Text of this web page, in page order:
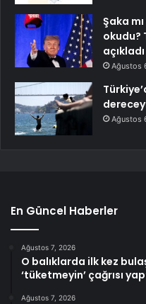
Şaka
okudu?
açıkladı
Ağustos
Ağustos
En Güncel Haberler
Ağustos 7, 2026
O balıklarda ilk kez
‘tüketmeyin’ çağrısı
Ağustos 7, 2026